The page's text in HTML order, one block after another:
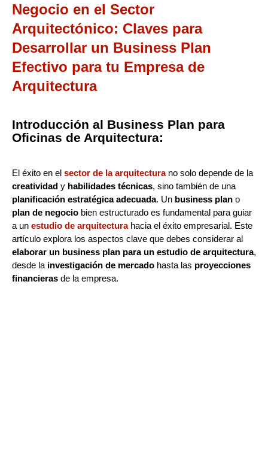
Negocio en el Sector
Arquitectónico: Claves para
Desarrollar un Business Plan
Efectivo para tu Empresa de
Arquitectura
Introducción al Business Plan para
Oficinas de Arquitectura:
El éxito en el sector de la arquitecturano solo depende de la
creatividad y habilidades técnicas, sino también de una
planificación estratégica adecuada. Un business plan o
plan de negocio bien estructurado es fundamental para guiar
a un estudio de arquitecturahacia el éxito empresarial. Este
artículo explora los aspectos clave que debes considerar al
elaborar un business plan para un estudio de arquitectura,
desde la investigación de mercado hasta las proyecciones
financieras de la empresa.